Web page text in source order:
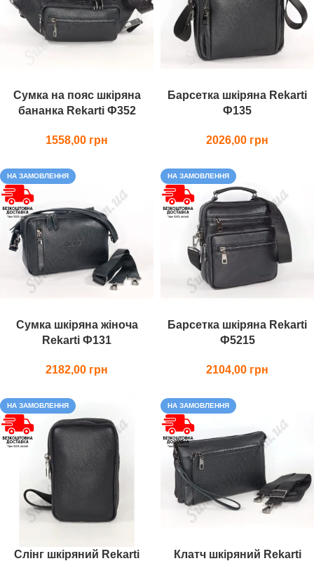
Сумка на пояс шкіряна
бананка Rekarti Ф352
1558,00
Барсетка шкіряна Rekarti
Ф135
2026,00
НА ЗАМОВЛЕННЯ
Сумка шкіряна жіноча
Rekarti Ф131
2182,00
НА ЗАМОВЛЕННЯ
Барсетка шкіряна Rekarti
Ф5215
2104,00
НА ЗАМОВЛЕННЯ
Слінг шкіряний Rekarti
НА ЗАМОВЛЕННЯ
Клатч шкіряний Rekarti